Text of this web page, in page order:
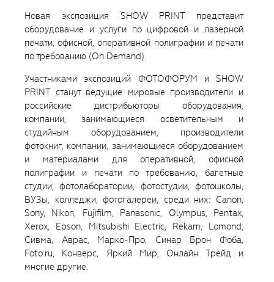
Новая экспозиция SHOW PRINT представит
оборудование и услуги по цифровой и лазерной
печати, офисной, оперативной полиграфии и печати
по требованию (On Demand).
Участниками экспозиций ФОТОФОРУМ и SHOW
PRINT станут ведущие мировые производители и
российские дистрибьюторы оборудования,
компании, занимающиеся осветительным и
студийным оборудованием, производители
фотокниг, компании, занимающиеся оборудованием
и материалами для оперативной, офисной
полиграфии и печати по требованию, багетные
студии, фотолаборатории, фотостудии, фотошколы,
ВУЗы, колледжи, фотогалереи, среди них: Canon,
Sony, Nikon, Fujifilm, Panasonic, Olympus, Pentax,
Xerox, Epson, Mitsubishi Electric, Rekam, Lomond,
Сивма, Аврас, Марко-Про, Синар Брон Фоба,
Foto.ru, Конверс, Яркий Мир, Онлайн Трейд и
многие другие.